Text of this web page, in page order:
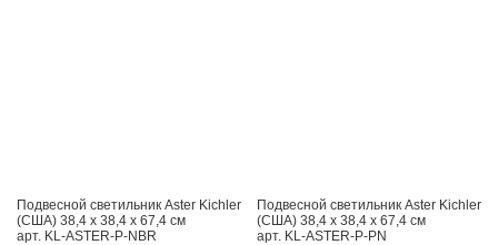
Подвесной светильник Aster Kichler
(США) 38,4 x 38,4 x 67,4 см
арт. KL-ASTER-P-NBR
Подвесной светильник Aster Kichler
(США) 38,4 x 38,4 x 67,4 см
арт. KL-ASTER-P-PN